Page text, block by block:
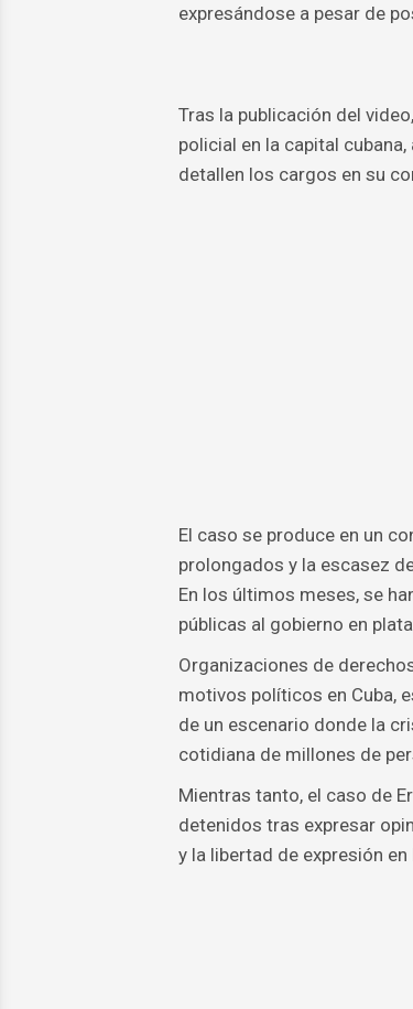
expresándose a pesar de
Tras la publicación del
policial en la capital
detallen los cargos en su
El caso se produce en un
prolongados y la escasez
En los últimos meses, se
públicas al gobierno en
Organizaciones de
motivos políticos en Cuba,
de un escenario donde la
cotidiana de millones de
Mientras tanto, el caso de
detenidos tras expresar
y la libertad de expresión en